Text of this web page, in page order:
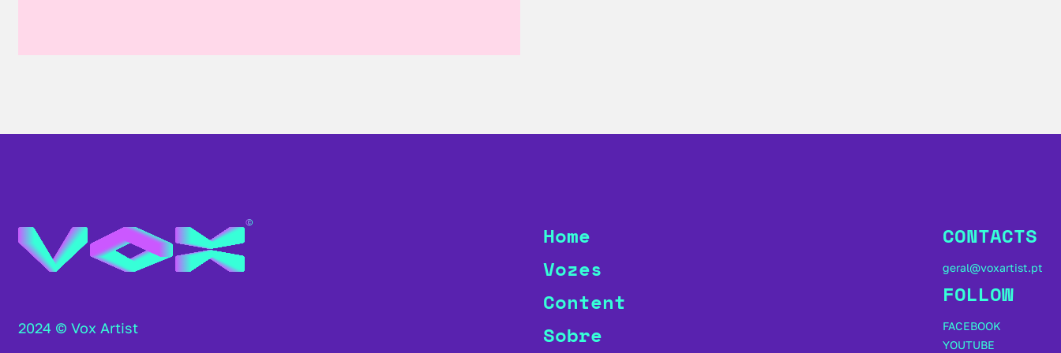
2024 © Vox Artist
Home
Vozes
Content
Sobre
CONTACTS
geral@voxartist.pt
FOLLOW
FACEBOOK
YOUTUBE